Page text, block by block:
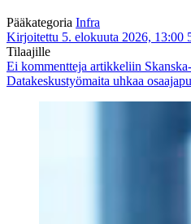
Pääkategoria Infra
Kirjoitettu 5. elokuuta 2026, 13:00
Tilaajille
Ei kommentteja artikkeliin
Datakeskustyömaita uhkaa